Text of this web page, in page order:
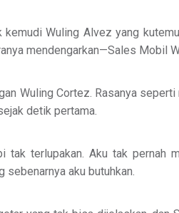
Wuling Alvez yang
mendengarkan—Sales Mobil
Wuling Cortez. Rasanya seperti
detik pertama.
terlupakan. Aku tak pernah
aku butuhkan.